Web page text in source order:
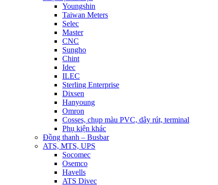
Youngshin
Taiwan Meters
Selec
Master
CNC
Sungho
Chint
Idec
ILEC
Sterling Enterprise
Dixsen
Hanyoung
Omron
Cosses, chụp màu PVC, dây rút, terminal
Phụ kiện khác
Đồng thanh – Busbar
ATS, MTS, UPS
Socomec
Osemco
Havells
ATS Divec